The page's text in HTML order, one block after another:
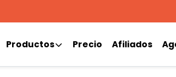
Productos Precio Afiliados